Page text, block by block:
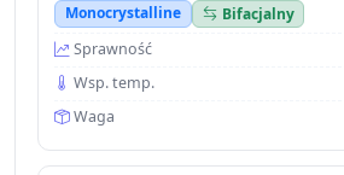
Monocrystalline
Bifacjalny
Sprawność
Wsp. temp.
Waga